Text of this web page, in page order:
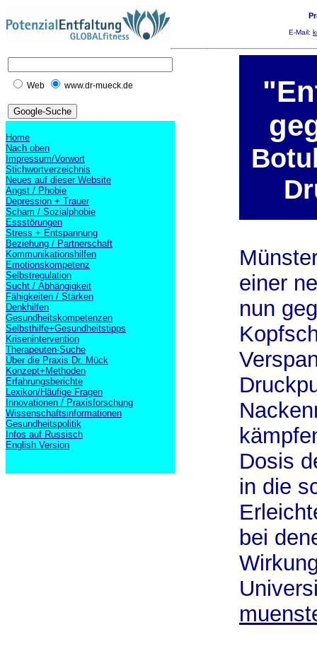
E-Mail:
Web www.dr-mueck.de
Home
Nach oben
Impressum/Vorwort
Stichwortverzeichnis
Neues auf dieser Website
Angst / Phobie
Depression + Trauer
Scham / Sozialphobie
Essstörungen
Stress + Entspannung
Beziehung / Partnerschaft
Kommunikationshilfen
Emotionskompetenz
Selbstregulation
Sucht / Abhängigkeit
Fähigkeiten / Stärken
Denkhilfen
Gesundheitskompetenzen
Selbsthilfe+Gesundheitstipps
Krisenintervention
Therapeuten-Suche
Über die Praxis Dr. Mück
Konzept+Methoden
Erfahrungsberichte
Lexikon/Häufige Fragen
Innovationen / Praxisforschung
Wissenschaftsinformationen
Gesundheitspolitik
Infos auf Russisch
English Version
einer
nun
Dosis
in die
bei